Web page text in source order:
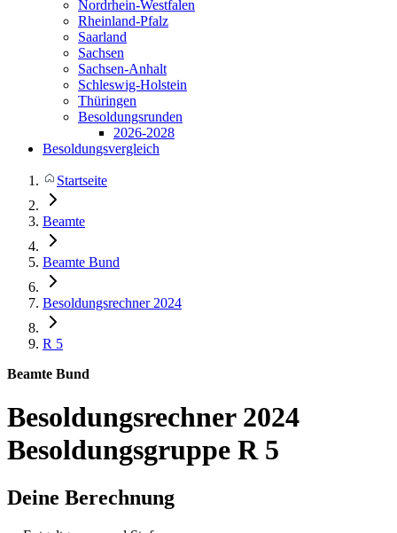
Nordrhein-Westfalen
Rheinland-Pfalz
Saarland
Sachsen
Sachsen-Anhalt
Schleswig-Holstein
Thüringen
Besoldungsrunden
2026-2028
Besoldungsvergleich
Startseite
Beamte
Beamte Bund
Besoldungsrechner 2024
R 5
Beamte Bund
Besoldungsrechner 2024
Besoldungsgruppe R 5
Deine Berechnung